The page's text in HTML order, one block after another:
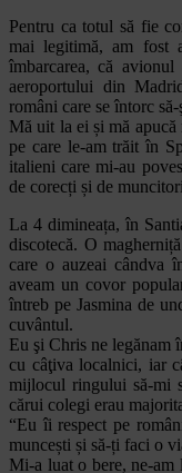
Pentru ca totul să fie
mai legitimă, am fost
îmbarcarea, că
aeroportului din
români care se întorc
Mă uit la ei și mă
pe care le-am trăit în
italieni care mi-au
de corecți și de
La 4 dimineața, în
discotecă. O
care o auzeai cândva
aveam un covor
întreb pe Jasmina de
cuvântul.
Eu şi Chris ne
cu câţiva localnici, iar
mijlocul ringului să-mi
cărui colegi erau
“Eu îi respect pe
muncești și să-ți faci o
Mi-a luat o bere, ne-am